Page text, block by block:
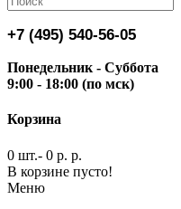
+7 (495) 540-56-05
Понедельник - Суббота
9:00 - 18:00 (по мск)
Корзина
0 шт.- 0 р. р.
В корзине пусто!
Меню